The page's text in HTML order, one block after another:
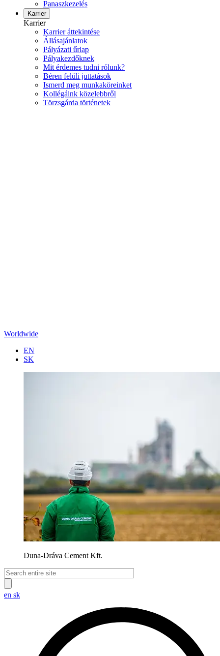
Panaszkezelés
Karrier
Karrier
Karrier áttekintése
Állásajánlatok
Pályázati űrlap
Pályakezdőknek
Mit érdemes tudni rólunk?
Béren felüli juttatások
Ismerd meg munkaköreinket
Kollégáink közelebbről
Törzsgárda történetek
Worldwide
EN
SK
Duna-Dráva Cement Kft.
en sk